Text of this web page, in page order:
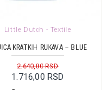
Little Dutch - Textile
KRATKIH RUKAVA – BLUE
1.716,00 RSD
2.640,00 RSD